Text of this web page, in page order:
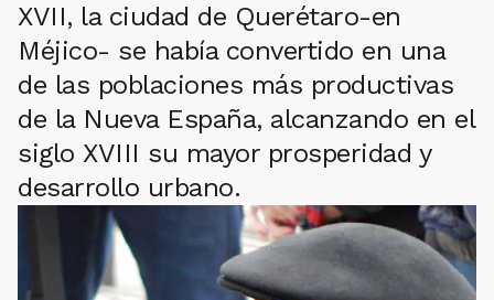
XVII, la ciudad de Querétaro-en
Méjico- se había convertido en una
de las poblaciones más productivas
de la Nueva España, alcanzando en el
siglo XVIII su mayor prosperidad y
desarrollo urbano.